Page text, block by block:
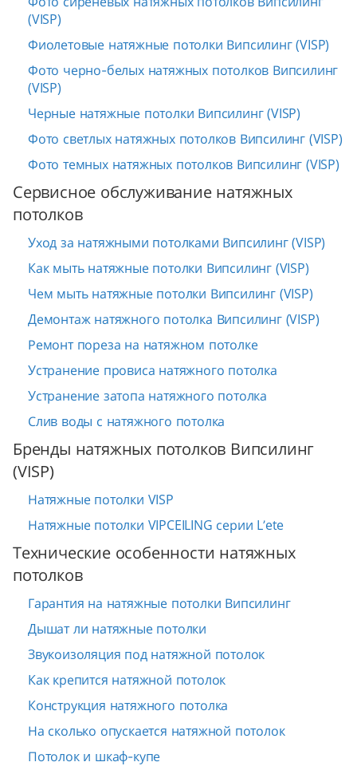
(VISP)
Фиолетовые натяжные потолки Випсилинг (VISP)
Фото черно-белых натяжных потолков Випсилинг
(VISP)
Черные натяжные потолки Випсилинг (VISP)
Фото светлых натяжных потолков Випсилинг (VISP)
Фото темных натяжных потолков Випсилинг (VISP)
Сервисное обслуживание натяжных
потолков
Уход за натяжными потолками Випсилинг (VISP)
Как мыть натяжные потолки Випсилинг (VISP)
Чем мыть натяжные потолки Випсилинг (VISP)
Демонтаж натяжного потолка Випсилинг (VISP)
Ремонт пореза на натяжном потолке
Устранение провиса натяжного потолка
Устранение затопа натяжного потолка
Слив воды с натяжного потолка
Бренды натяжных потолков Випсилинг
(VISP)
Натяжные потолки VISP
Натяжные потолки VIPCEILING серии L’ete
Технические особенности натяжных
потолков
Гарантия на натяжные потолки Випсилинг
Дышат ли натяжные потолки
Звукоизоляция под натяжной потолок
Как крепится натяжной потолок
Конструкция натяжного потолка
На сколько опускается натяжной потолок
Потолок и шкаф-купе